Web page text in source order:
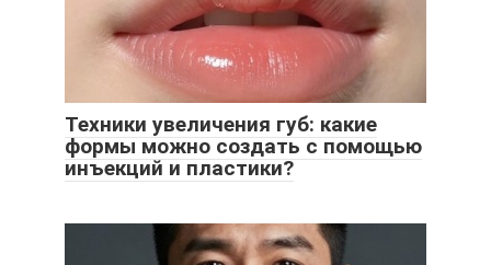
Техники увеличения губ: какие
формы можно создать с помощью
инъекций и пластики?